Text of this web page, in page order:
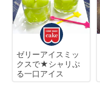
ゼリーアイスミッ
クスで★シャリぷ
る一口アイス